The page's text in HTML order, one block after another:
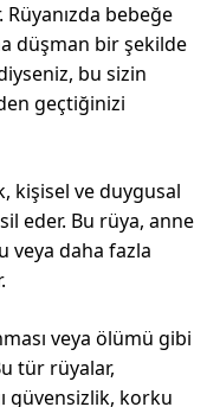
bebeğe
düşman bir şekilde
bu sizin
geçtiğinizi
kişisel ve duygusal
eder. Bu rüya, anne
veya daha fazla
veya ölümü gibi
tür rüyalar,
güvensizlik, korku